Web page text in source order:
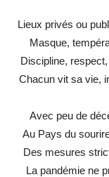
Lieux privés ou
Masque,
Discipline,
Chacun vit sa vie,
Avec peu de
Au Pays du
Des mesures
La pandémie ne